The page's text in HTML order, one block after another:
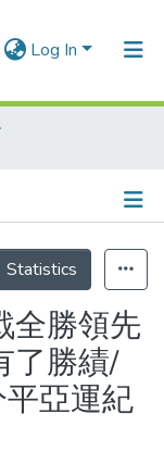
Log In
Statistics
全勝領先
了勝績/
亞運紀